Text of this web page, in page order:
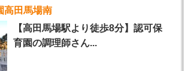
高田馬場南
【高田馬場駅より徒歩8分】認可保
育園の調理師さん...